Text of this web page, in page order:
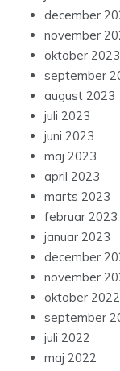
december
november
oktober 2023
september
august 2023
juli 2023
juni 2023
maj 2023
april 2023
marts 2023
februar 2023
januar 2023
december
november
oktober 2022
september
juli 2022
maj 2022